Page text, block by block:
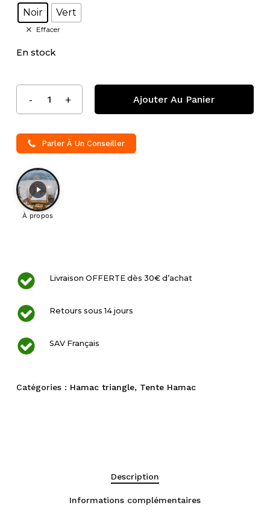
Noir Vert
Effacer
En stock
Ajouter Au Panier
Parler À Un Conseiller
À propos
Livraison OFFERTE dès 30€ d’achat
Retours sous 14 jours
SAV Français
Catégories : Hamac triangle, Tente Hamac
Description
Informations complémentaires